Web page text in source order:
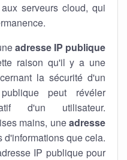
serveurs cloud, qui
adresse IP publique
raison qu'il y a une
la sécurité d'un
peut révéler
d'un utilisateur.
mains, uneadresse
d'informations que cela.
IP publique pour